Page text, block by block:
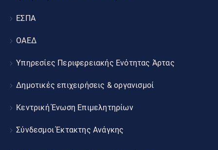
ΕΣΠΑ
ΟΑΕΔ
Υπηρεσίες Περιφερειακής Ενότητας Άρτας
Δημοτικές επιχειρήσεις & οργανισμοί
Κεντρική Ένωση Επιμελητηρίων
Σύνδεσμοι Έκτακτης Ανάγκης